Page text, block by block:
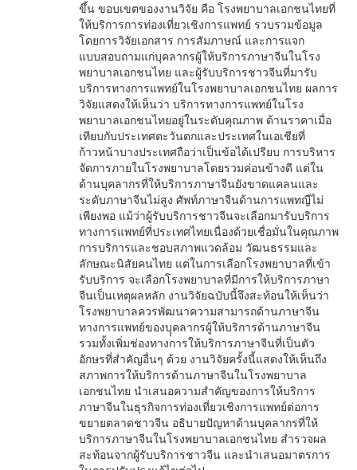
ขึ้น ขอบเขตของงานวิจัย คือ โรงพยาบาลเอกชนไทยที่
ให้บริการการท่องเที่ยวเชิงการแพทย์ รวบรวมข้อมูล
โดยการวิจัยเอกสาร การสัมภาษณ์ และการแจก
แบบสอบถามแก่บุคลากรผู้ให้บริการภาษาจีนในโรง
พยาบาลเอกชนไทย และผู้รับบริการชาวจีนที่มารับ
บริการทางการแพทย์ในโรงพยาบาลเอกชนไทย ผลการ
วิจัยแสดงให้เห็นว่า บริการทางการแพทย์ในโรง
พยาบาลเอกชนไทยอยู่ในระดับคุณภาพ ด้านราคาเมื่อ
เทียบกับประเทศตะวันตกและประเทศในเอเชียที่
ก้าวหน้าบางประเทศถือว่าเป็นข้อได้เปรียบ การบริหาร
จัดการภายในโรงพยาบาลโดยรวมค่อนข้างดี แต่ใน
ด้านบุคลากรที่ให้บริการภาษาจีนยังขาดแคลนและ
ระดับภาษาจีนไม่สูง ศัพท์ภาษาจีนด้านการแพทญืไม่
เพียงพอ แม้ว่าผู้รับบริการชาวจีนจะเลือกมารับบริการ
ทางการแพทย์ที่ประเทศไทยเนื่องด้วยเชื่อมั่นในคุณภาพ
การบริการและชอบสภาพแวดล้อม วัฒนธรรมและ
ลักษณะนิสัยคนไทย แต่ในการเลือกโรงพยาบาลที่เข้า
รับบริการ จะเลือกโรงพยาบาลที่มีการให้บริการภาษา
จีนเป็นเหตุผลหลัก งานวิจัยฉบับนี้จึงสะท้อนให้เห็นว่า
โรงพยาบาลควรพัฒนาความสามารถด้านภาษาจีน
ทางการแพทย์ของบุุคลากรผู้ให้บริการด้านภาษาจีน
รวมทั้งเพิ่มช่องทางการให้บริการภาษาจีนที่เป็นตัว
อักษรที่สำคัญอื่นๆ ด้วย งานวิจัยครั้งนี้แสดงให้เห็นถึง
สภาพการให้บริการด้านภาษาจีนในโรงพยาบาล
เอกชนไทย นำเสนอความสำคัญของการให้บริการ
ภาษาจีนในธุรกิจการท่องเที่ยวเชิงการแพทย์ต่อการ
ขยายตลาดชาวจีน อธิบายปัญหาด้านบุคลากรที่ให้
บริการภาษาจีนในโรงพยาบาลเอกชนไทย สำรวจผล
สะท้อนจากผู้รับบริการชาวจีน และนำเสนอมาตรการ